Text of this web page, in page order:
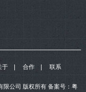
于 合作 联系
限公司 版权所有 备案号： 粤